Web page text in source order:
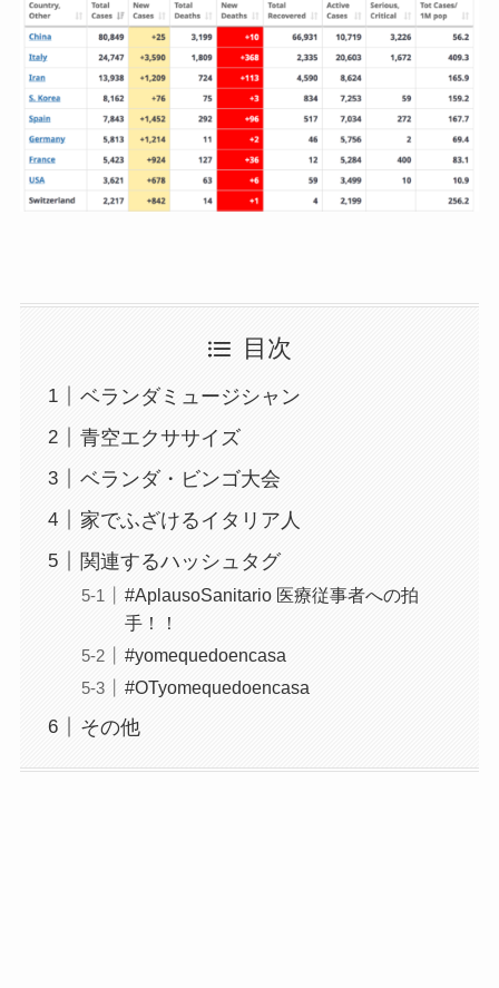
目次
ベランダミュージシャン
青空エクササイズ
ベランダ・ビンゴ大会
家でふざけるイタリア人
関連するハッシュタグ
#AplausoSanitario 医療従事者への拍
手！！
#yomequedoencasa
#OTyomequedoencasa
その他